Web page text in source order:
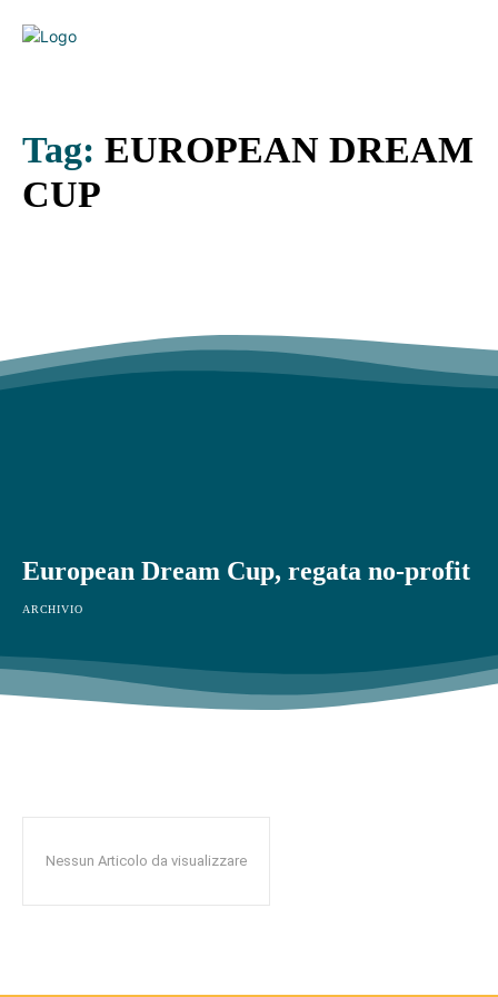
Tag: EUROPEAN DREAM
CUP
European Dream Cup, regata no-profit
ARCHIVIO
Nessun Articolo da visualizzare